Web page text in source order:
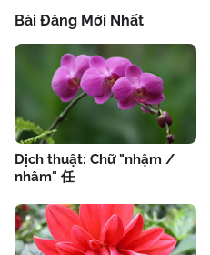
Bài Đăng Mới Nhất
Dịch thuật: Chữ "nhậm /
nhâm" 任